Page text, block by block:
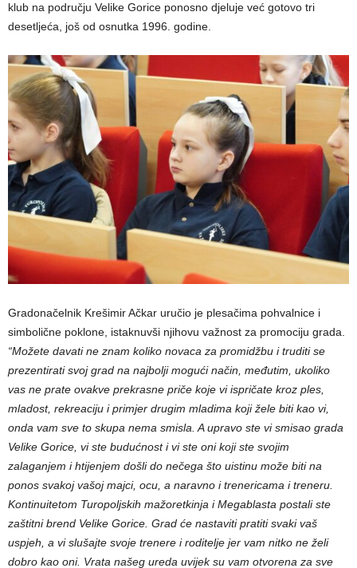
klub na području Velike Gorice ponosno djeluje već gotovo tri
desetljeća, još od osnutka 1996. godine.
Gradonačelnik Krešimir Ačkar uručio je plesačima pohvalnice i
simbolične poklone, istaknuvši njihovu važnost za promociju grada.
“Možete davati ne znam koliko novaca za promidžbu i truditi se
prezentirati svoj grad na najbolji mogući način, međutim, ukoliko
vas ne prate ovakve prekrasne priče koje vi ispričate kroz ples,
mladost, rekreaciju i primjer drugim mladima koji žele biti kao vi,
onda vam sve to skupa nema smisla. A upravo ste vi smisao grada
Velike Gorice, vi ste budućnost i vi ste oni koji ste svojim
zalaganjem i htijenjem došli do nečega što uistinu može biti na
ponos svakoj vašoj majci, ocu, a naravno i trenericama i treneru.
Kontinuitetom Turopoljskih mažoretkinja i Megablasta postali ste
zaštitni brend Velike Gorice. Grad će nastaviti pratiti svaki vaš
uspjeh, a vi slušajte svoje trenere i roditelje jer vam nitko ne želi
dobro kao oni. Vrata našeg ureda uvijek su vam otvorena za sve